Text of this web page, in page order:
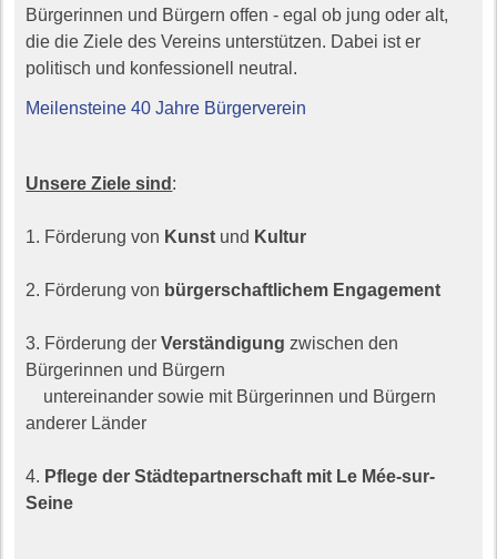
Bürgerinnen und Bürgern offen - egal ob jung oder alt,
die die Ziele des Vereins unterstützen. Dabei ist er
politisch und konfessionell neutral.
Meilensteine 40 Jahre Bürgerverein
Unsere Ziele sind :
1. Förderung von Kunst und Kultur
2. Förderung von bürgerschaftlichem Engagement
3. Förderung derVerständigung zwischen den
Bürgerinnen und Bürgern
untereinander sowie mit Bürgerinnen und Bürgern
anderer Länder
4. Pflege der Städtepartnerschaft mit Le Mée-sur-
Seine